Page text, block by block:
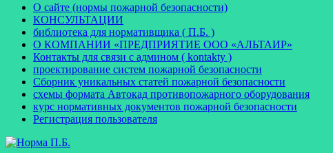
О сайте (нормы пожарной безопасности)
КОНСУЛЬТАЦИИ
библиотека для нормативщика ( П.Б. )
О КОМПАНИИ «ПРЕДПРИЯТИЕ ООО «АЛЬТАИР»
Контакты для связи с админом ( kontakty )
проектирование систем пожарной безопасности
Сборник уникальных статей пожарной безопасности
схемы формата Автокад противопожарного оборудования
курс нормативных документов пожарной безопасности
Регистрация пользователя